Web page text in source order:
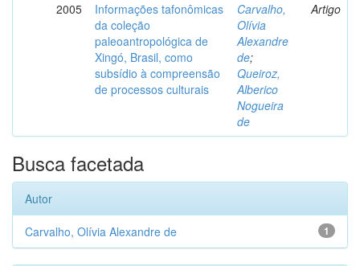
2005
Informações tafonômicas
da coleção
paleoantropológica de
Xingó, Brasil, como
subsídio à compreensão
de processos culturais
Carvalho,
Olívia
Alexandre
de;
Queiroz,
Alberico
Nogueira
de
Artigo
Busca facetada
Autor
1
Carvalho, Olívia Alexandre de